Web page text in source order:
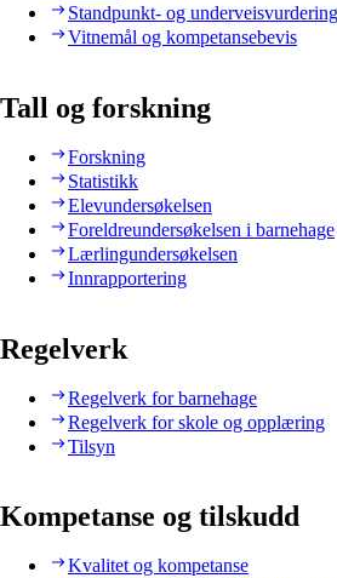
Standpunkt- og underveisvurdering
Vitnemål og kompetansebevis
Tall og forskning
Forskning
Statistikk
Elevundersøkelsen
Foreldreundersøkelsen i barnehage
Lærlingundersøkelsen
Innrapportering
Regelverk
Regelverk for barnehage
Regelverk for skole og opplæring
Tilsyn
Kompetanse og tilskudd
Kvalitet og kompetanse